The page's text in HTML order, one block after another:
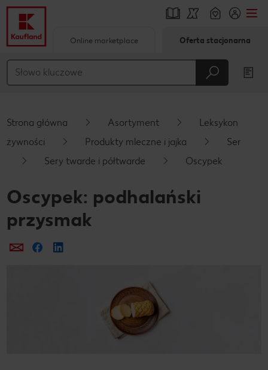
Główna treść
Pływający pasek boczny
Online marketplace Oferta stacjonarna
Strona główna Asortyment
Leksykon
żywności
Produkty mleczne i jajka
Ser
Sery twarde i półtwarde
Oscypek
Oscypek: podhalański
przysmak
Prześlij e-mailem
Udostępnij na Facebooku